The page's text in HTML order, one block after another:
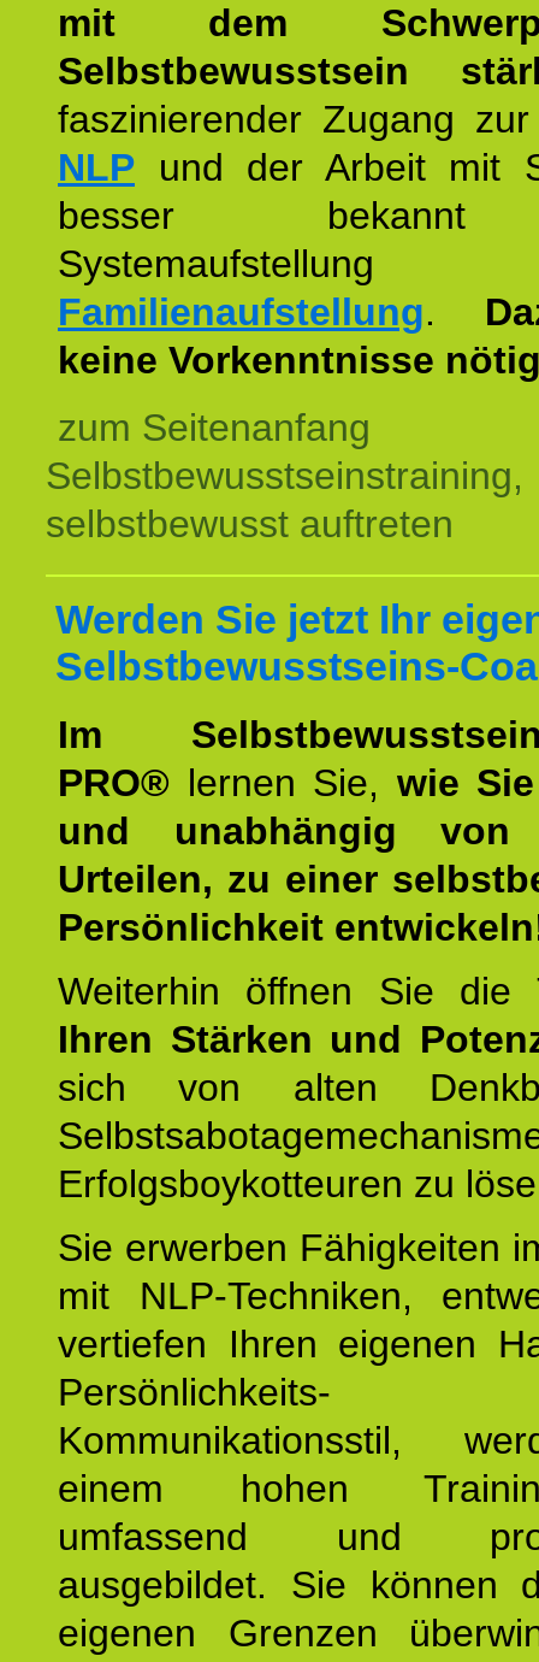
mit dem
Selbstbewusstsein
faszinierender Zugang
NLP und der Arbeit mit
besser
Familienaufstellung.
keine Vorkenntnisse
zum Seitenanfang
Selbstbewusstseinstraining,
selbstbewusst auftreten
Werden Sie jetzt Ihr
Selbstbewusstseins-
Im
PRO® lernen Sie, wie
und unabhängig von
Urteilen, zu einer
Persönlichkeit
Weiterhin öffnen Sie
Ihren Stärken und
sich von alten
Erfolgsboykotteuren zu
Sie erwerben Fähigkeiten
mit NLP-Techniken,
vertiefen Ihren eigenen
Kommunikationsstil,
einem hohen
umfassend und
ausgebildet. Sie können
eigenen Grenzen